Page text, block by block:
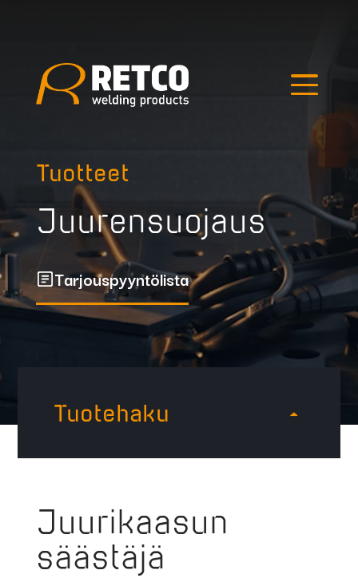
Tuotteet
Juurensuojaus
Tarjouspyyntölista
Tuotehaku
Juurikaasun
säästäjä
Hae tuotteista
Outlet